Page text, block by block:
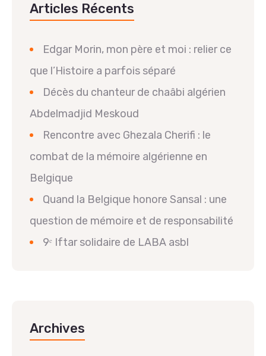
Articles Récents
Edgar Morin, mon père et moi : relier ce
que l’Histoire a parfois séparé
Décès du chanteur de chaâbi algérien
Abdelmadjid Meskoud
Rencontre avec Ghezala Cherifi : le
combat de la mémoire algérienne en
Belgique
Quand la Belgique honore Sansal : une
question de mémoire et de responsabilité
9ᵉ Iftar solidaire de LABA asbl
Archives